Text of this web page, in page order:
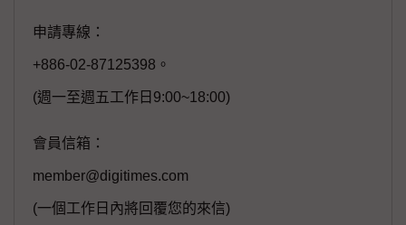
申請專線：
+886-02-87125398。
(週一至週五工作日9:00~18:00)
會員信箱：
member@digitimes.com
(一個工作日內將回覆您的來信)